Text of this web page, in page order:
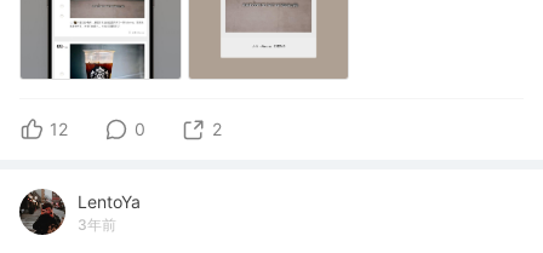
12 0 2
LentoYa
3年前